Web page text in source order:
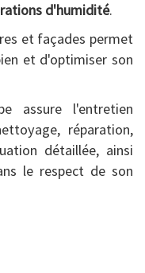
d'humidité.
et façades permet
et d'optimiser son
assure l'entretien
réparation,
détaillée, ainsi
le respect de son